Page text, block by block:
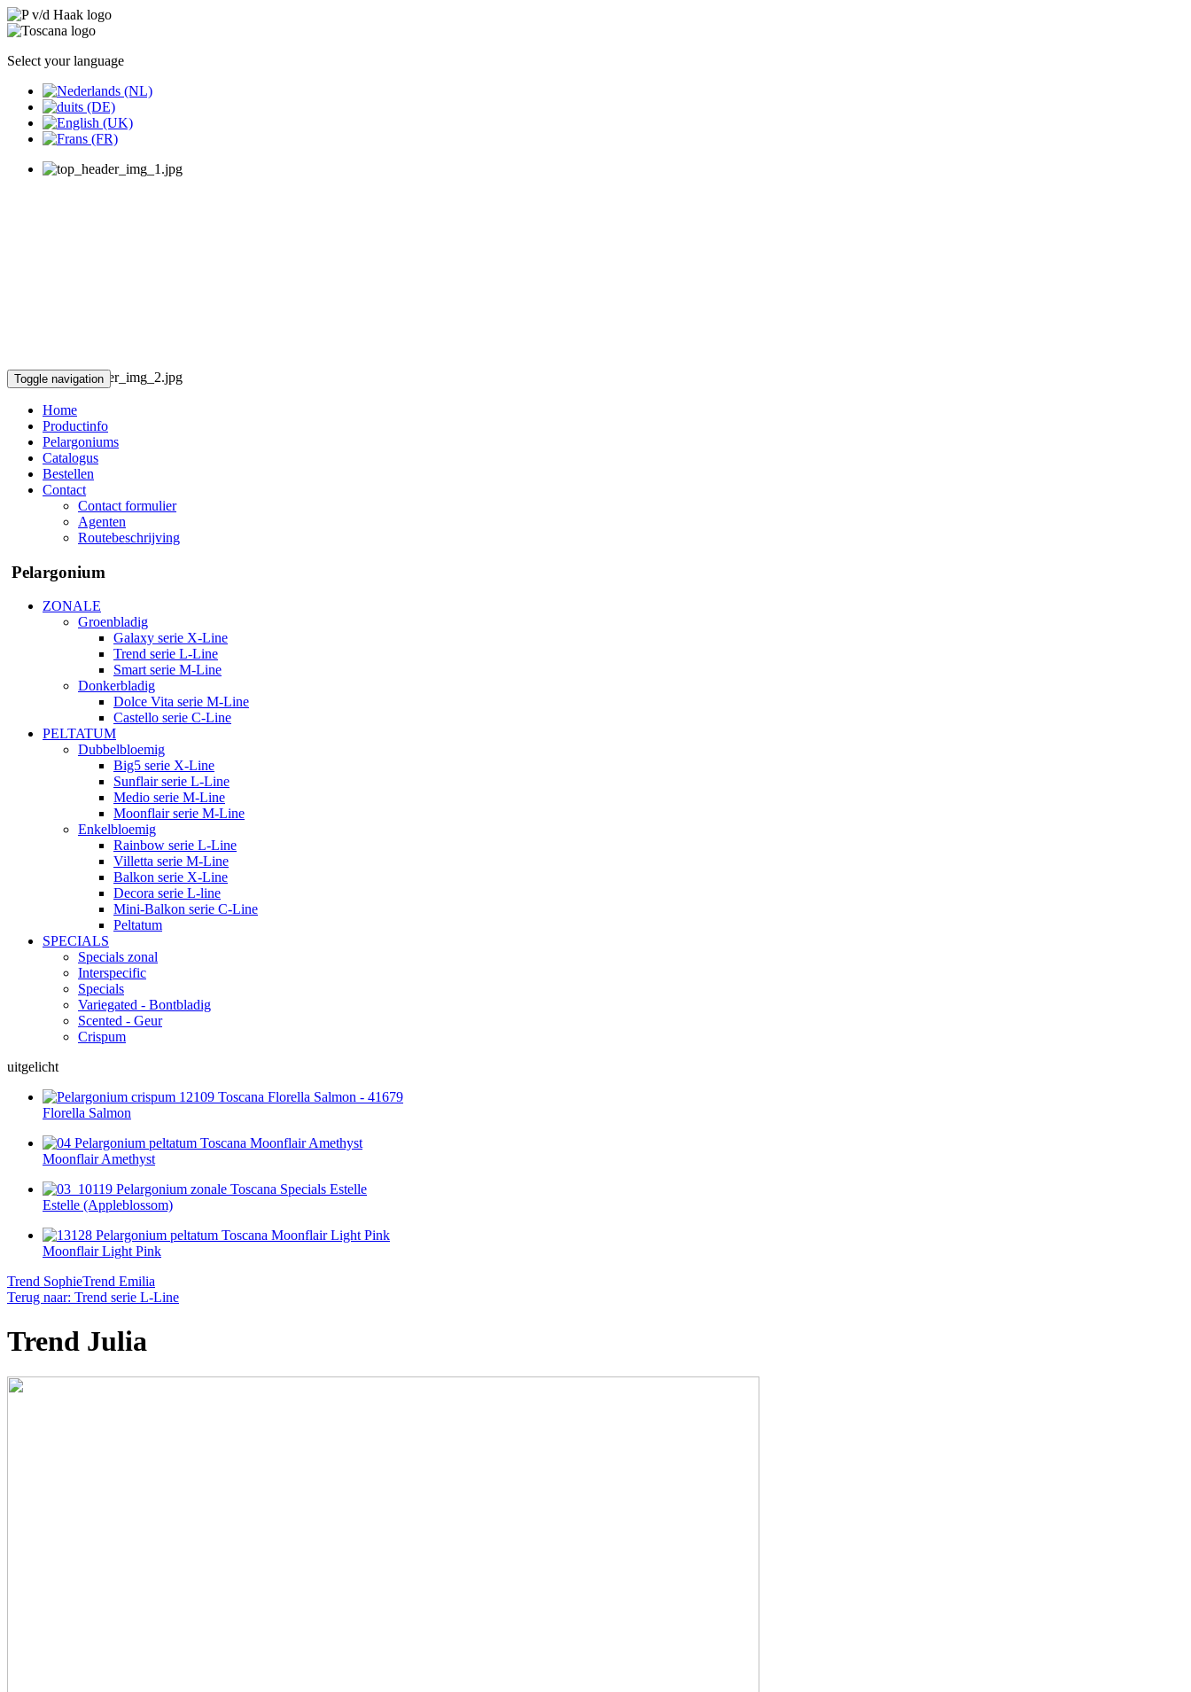
Select your language
Toggle navigation
Home
Productinfo
Pelargoniums
Catalogus
Bestellen
Contact
Contact formulier
Agenten
Routebeschrijving
Pelargonium
ZONALE
Groenbladig
Galaxy serie X-Line
Trend serie L-Line
Smart serie M-Line
Donkerbladig
Dolce Vita serie M-Line
Castello serie C-Line
PELTATUM
Dubbelbloemig
Big5 serie X-Line
Sunflair serie L-Line
Medio serie M-Line
Moonflair serie M-Line
Enkelbloemig
Rainbow serie L-Line
Villetta serie M-Line
Balkon serie X-Line
Decora serie L-line
Mini-Balkon serie C-Line
Peltatum
SPECIALS
Specials zonal
Interspecific
Specials
Variegated - Bontbladig
Scented - Geur
Crispum
uitgelicht
Florella Salmon
Moonflair Amethyst
Estelle (Appleblossom)
Moonflair Light Pink
Trend SophieTrend Emilia
Terug naar: Trend serie L-Line
Trend Julia